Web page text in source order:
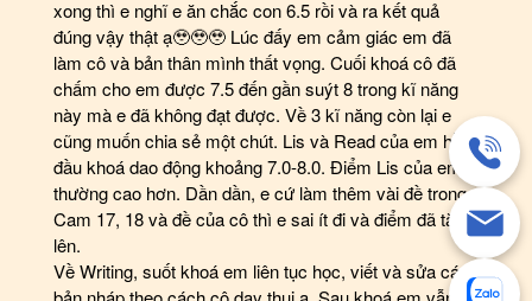
xong thì e nghĩ e ăn chắc con 6.5 rồi và ra kết quả
đúng vậy thật ạ🥹🥹🥹 Lúc đấy em cảm giác em đã
làm cô và bản thân mình thất vọng. Cuối khoá cô đã
chấm cho em được 7.5 đến gần suýt 8 trong kĩ năng
này mà e đã không đạt được. Về 3 kĩ năng còn lại e
cũng muốn chia sẻ một chút. Lis và Read của em hồi
đầu khoá dao động khoảng 7.0-8.0. Điểm Lis của em
thường cao hơn. Dần dần, e cứ làm thêm vài đề trong
Cam 17, 18 và đề của cô thì e sai ít đi và điểm đã tăng
lên.
Về Writing, suốt khoá em liên tục học, viết và sửa các